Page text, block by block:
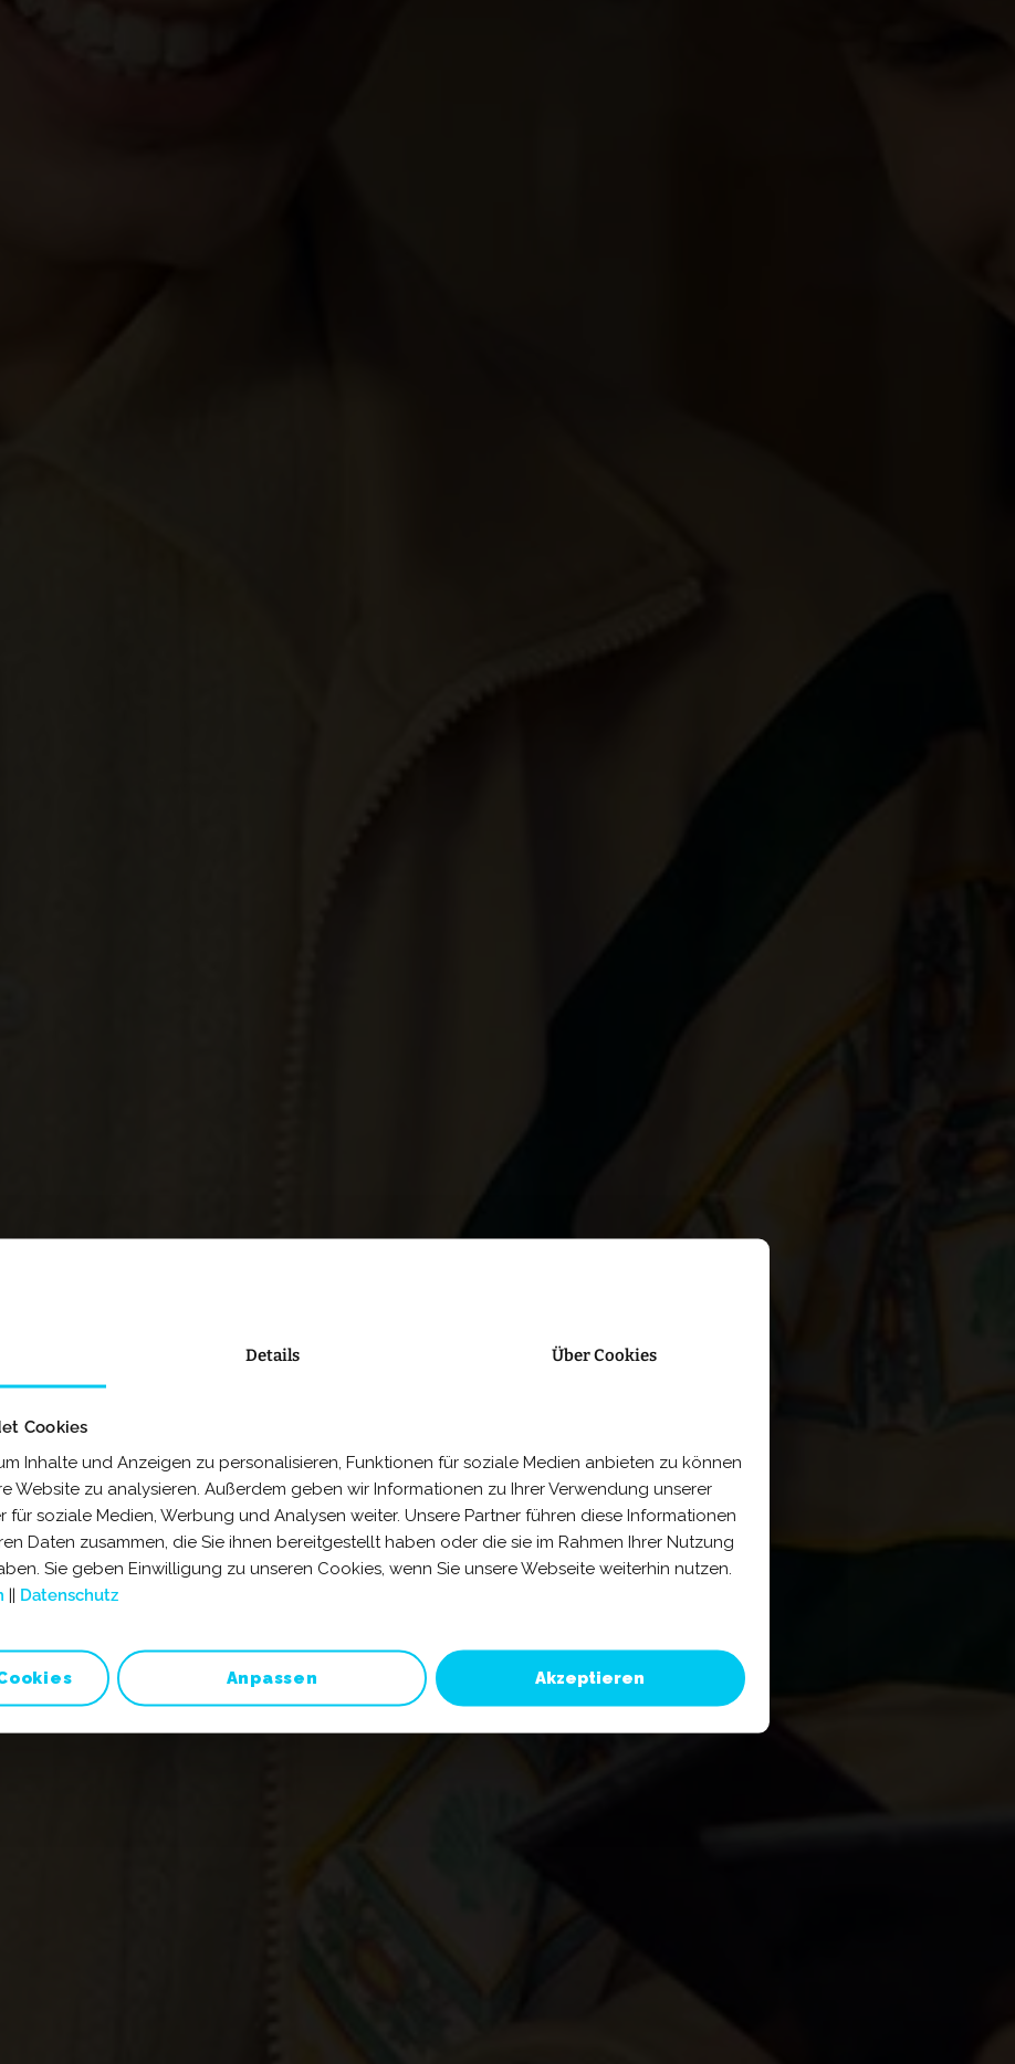
Details Über Cookies
Cookies
Inhalte und Anzeigen zu personalisieren, Funktionen für soziale Medien anbieten zu können
Website zu analysieren. Außerdem geben wir Informationen zu Ihrer Verwendung unserer
für soziale Medien, Werbung und Analysen weiter. Unsere Partner führen diese Informationen
Daten zusammen, die Sie ihnen bereitgestellt haben oder die sie im Rahmen Ihrer Nutzung
Sie geben Einwilligung zu unseren Cookies, wenn Sie unsere Webseite weiterhin nutzen.
|| Datenschutz
Anpassen Akzeptieren